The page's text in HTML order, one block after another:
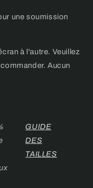
une soumission
à l'autre. Veuillez
Aucun
GUIDE
DES
TAILLES